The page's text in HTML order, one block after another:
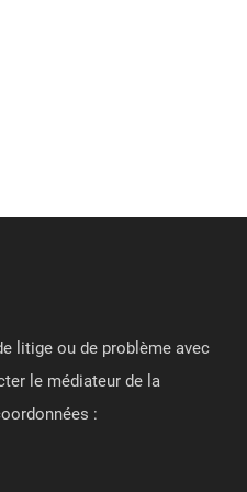
litige ou de problème avec
le médiateur de la
: